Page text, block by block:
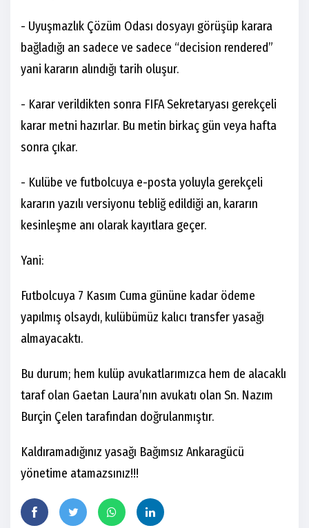
- Uyuşmazlık Çözüm Odası dosyayı görüşüp karara
bağladığı an sadece ve sadece “decision rendered”
yani kararın alındığı tarih oluşur.
- Karar verildikten sonra FIFA Sekretaryası gerekçeli
karar metni hazırlar. Bu metin birkaç gün veya hafta
sonra çıkar.
- Kulübe ve futbolcuya e-posta yoluyla gerekçeli
kararın yazılı versiyonu tebliğ edildiği an, kararın
kesinleşme anı olarak kayıtlara geçer.
Yani:
Futbolcuya 7 Kasım Cuma gününe kadar ödeme
yapılmış olsaydı, kulübümüz kalıcı transfer yasağı
almayacaktı.
Bu durum; hem kulüp avukatlarımızca hem de alacaklı
taraf olan Gaetan Laura’nın avukatı olan Sn. Nazım
Burçin Çelen tarafından doğrulanmıştır.
Kaldıramadığınız yasağı Bağımsız Ankaragücü
yönetime atamazsınız!!!